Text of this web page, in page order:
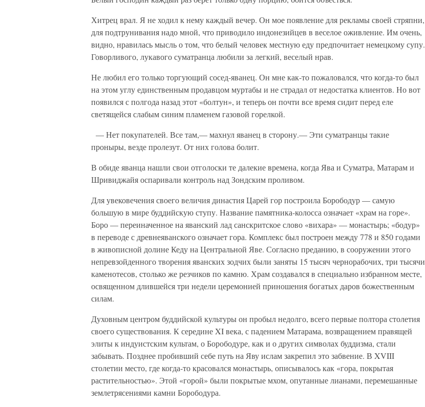
Хитрец врал. Я не ходил к нему каждый вечер. Он мое появление для рекламы своей стряпни,
для подтрунивания надо мной, что приводило индонезийцев в веселое оживление. Им очень,
видно, нравилась мысль о том, что белый человек местную еду предпочитает немецкому супу.
Говорливого, лукавого суматранца любили за легкий, веселый нрав.
Не любил его только торгующий сосед-яванец. Он мне как-то пожаловался, что когда-то был
на этом углу единственным продавцом муртабы и не страдал от недостатка клиентов. Но вот
появился с полгода назад этот «болтун», и теперь он почти все время сидит перед еле
светящейся слабым синим пламенем газовой горелкой.
— Нет покупателей. Все там,— махнул яванец в сторону.— Эти суматранцы такие
проныры, везде пролезут. От них голова болит.
В обиде яванца нашли свои отголоски те далекие времена, когда Ява и Суматра, Матарам и
Шривиджайя оспаривали контроль над Зондским проливом.
Для увековечения своего величия династия Царей гор построила Борободур — самую
большую в мире буддийскую ступу. Название памятника-колосса означает «храм на горе».
Боро — переиначенное на яванский лад санскритское слово «вихара» — монастырь; «бодур»
в переводе с древнеяванского означает гора. Комплекс был построен между 778 и 850 годами
в живописной долине Кеду на Центральной Яве. Согласно преданию, в сооружении этого
непревзойденного творения яванских зодчих были заняты 15 тысяч чернорабочих, три тысячи
каменотесов, столько же резчиков по камню. Храм создавался в специально избранном месте,
освященном длившейся три недели церемонией приношения богатых даров божественным
силам.
Духовным центром буддийской культуры он пробыл недолго, всего первые полтора столетия
своего существования. К середине XI века, с падением Матарама, возвращением правящей
элиты к индуистским культам, о Борободуре, как и о других символах буддизма, стали
забывать. Позднее пробивший себе путь на Яву ислам закрепил это забвение. В XVIII
столетии место, где когда-то красовался монастырь, описывалось как «гора, покрытая
растительностью». Этой «горой» были покрытые мхом, опутанные лианами, перемешанные
землетрясениями камни Борободура.